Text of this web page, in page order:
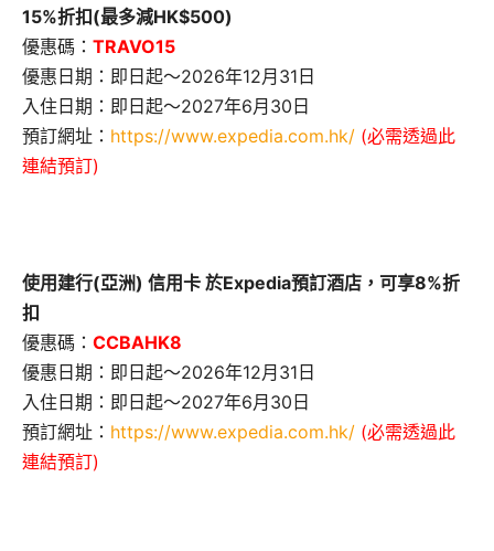
15%折扣(最多減HK$500)
優惠碼： TRAVO15
優惠日期：即日起～2026年12月31日
入住日期：即日起～2027年6月30日
預訂網址： https://www.expedia.com.hk/ (必需透過此
連結預訂)
使用建行(亞洲) 信用卡 於Expedia預訂酒店，可享8%折
扣
優惠碼： CCBAHK8
優惠日期：即日起～2026年12月31日
入住日期：即日起～2027年6月30日
預訂網址： https://www.expedia.com.hk/ (必需透過此
連結預訂)